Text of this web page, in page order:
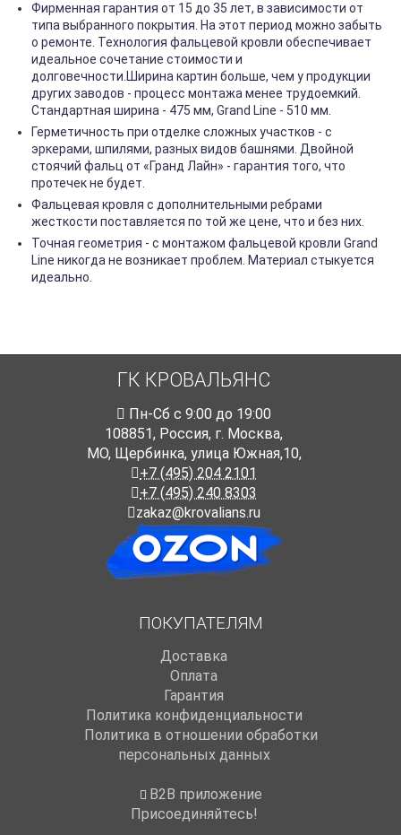
Фирменная гарантия от 15 до 35 лет, в зависимости от
типа выбранного покрытия. На этот период можно забыть
о ремонте. Технология фальцевой кровли обеспечивает
идеальное сочетание стоимости и
долговечности.Ширина картин больше, чем у продукции
других заводов - процесс монтажа менее трудоемкий.
Стандартная ширина - 475 мм, Grand Line - 510 мм.
Герметичность при отделке сложных участков - с
эркерами, шпилями, разных видов башнями. Двойной
стоячий фальц от «Гранд Лайн» - гарантия того, что
протечек не будет.
Фальцевая кровля с дополнительными ребрами
жесткости поставляется по той же цене, что и без них.
Точная геометрия - с монтажом фальцевой кровли Grand
Line никогда не возникает проблем. Материал стыкуется
идеально.
ГК КРОВАЛЬЯНС
Пн-Cб с 9:00 до 19:00
108851, Россия, г. Москва,
МО, Щербинка, улица Южная,10,
+7 (495) 204 2101
+7 (495) 240 8303
zakaz@krovalians.ru
ПОКУПАТЕЛЯМ
Доставка
Оплата
Гарантия
Политика конфиденциальности
Политика в отношении обработки
персональных данных
B2B приложение
Присоединяйтесь!